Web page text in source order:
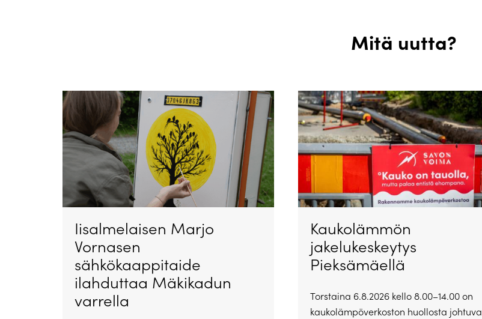
Mitä uutta?
Iisalmelaisen Marjo
Vornasen
sähkökaappitaide
ilahduttaa Mäkikadun
varrella
Kaukolämmön
jakelukeskeytys
Pieksämäellä
Torstaina 6.8.2026 kello 8.00–14.00 on
kaukolämpöverkoston huollosta johtuva